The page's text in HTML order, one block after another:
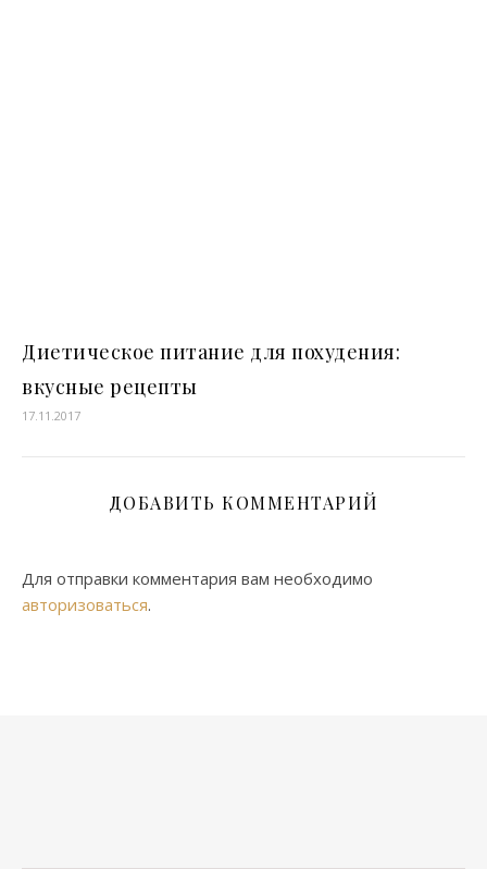
Диетическое питание для похудения:
вкусные рецепты
17.11.2017
ДОБАВИТЬ КОММЕНТАРИЙ
Для отправки комментария вам необходимо
авторизоваться.